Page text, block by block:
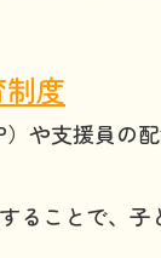
度
）や支援員の
ることで、